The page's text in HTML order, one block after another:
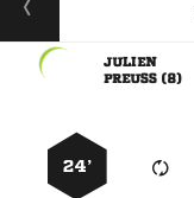

 
24’